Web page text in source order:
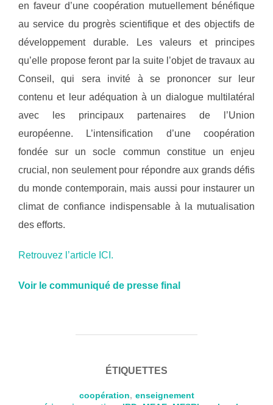
en faveur d’une coopération mutuellement bénéfique
au service du progrès scientifique et des objectifs de
développement durable. Les valeurs et principes
qu’elle propose feront par la suite l’objet de travaux au
Conseil, qui sera invité à se prononcer sur leur
contenu et leur adéquation à un dialogue multilatéral
avec les principaux partenaires de l’Union
européenne. L’intensification d’une coopération
fondée sur un socle commun constitue un enjeu
crucial, non seulement pour répondre aux grands défis
du monde contemporain, mais aussi pour instaurer un
climat de confiance indispensable à la mutualisation
des efforts.
Retrouvez l’article ICI.
Voir le communiqué de presse final
ÉTIQUETTES
coopération, enseignement